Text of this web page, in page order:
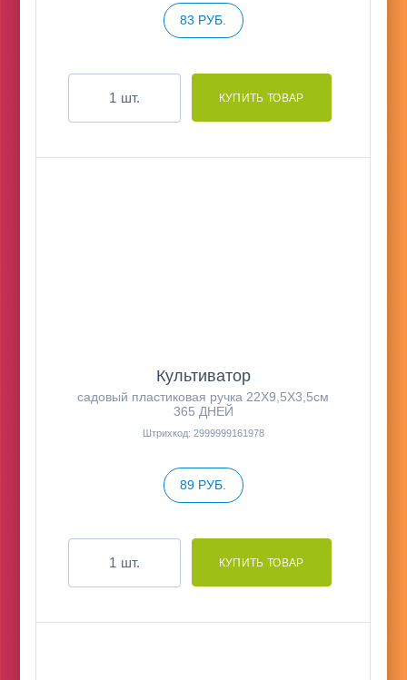
83 РУБ.
шт.
Культиватор
садовый пластиковая ручка 22Х9,5Х3,5см
365 ДНЕЙ
Штрихкод: 2999999161978
89 РУБ.
шт.